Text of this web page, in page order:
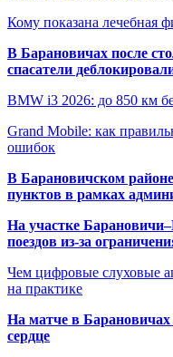
Кому показана лечебная
В Барановичах после
спасатели
BMW i3 2026: до 850 км
Grand Mobile: как
ошибок
В Барановичском
пунктов в рамках
На участке
поездов из-за
Чем цифровые слуховые
на практике
На матче в
сердце